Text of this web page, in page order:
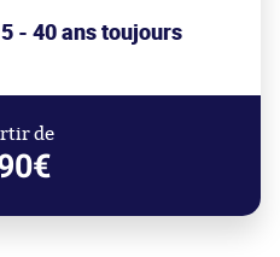
- 40 ans toujours
de